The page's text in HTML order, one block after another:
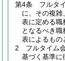
第4条
フルタ
に、その複
表に定める職
となるべき職
表によるもの
2
フルタイム
基づく基準に